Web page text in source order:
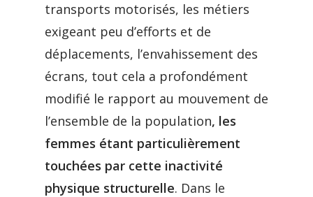
transports motorisés, les métiers
exigeant peu d’efforts et de
déplacements, l’envahissement des
écrans, tout cela a profondément
modifié le rapport au mouvement de
l’ensemble de la population, les
femmes étant particulièrement
touchées par cette inactivité
physique structurelle. Dans le